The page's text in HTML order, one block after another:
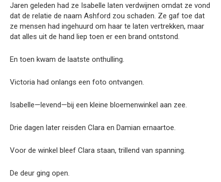
Jaren geleden had ze Isabelle laten verdwijnen omdat ze vond
dat de relatie de naam Ashford zou schaden. Ze gaf toe dat
ze mensen had ingehuurd om haar te laten vertrekken, maar
dat alles uit de hand liep toen er een brand ontstond.
En toen kwam de laatste onthulling.
Victoria had onlangs een foto ontvangen.
Isabelle—levend—bij een kleine bloemenwinkel aan zee.
Drie dagen later reisden Clara en Damian ernaartoe.
Voor de winkel bleef Clara staan, trillend van spanning.
De deur ging open.